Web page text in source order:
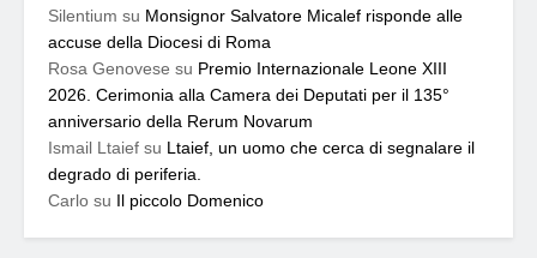
Silentium su Monsignor Salvatore Micalef risponde alle
accuse della Diocesi di Roma
Rosa Genovese su Premio Internazionale Leone XIII
2026. Cerimonia alla Camera dei Deputati per il 135°
anniversario della Rerum Novarum
Ismail Ltaief su Ltaief, un uomo che cerca di segnalare il
degrado di periferia.
Carlo su Il piccolo Domenico